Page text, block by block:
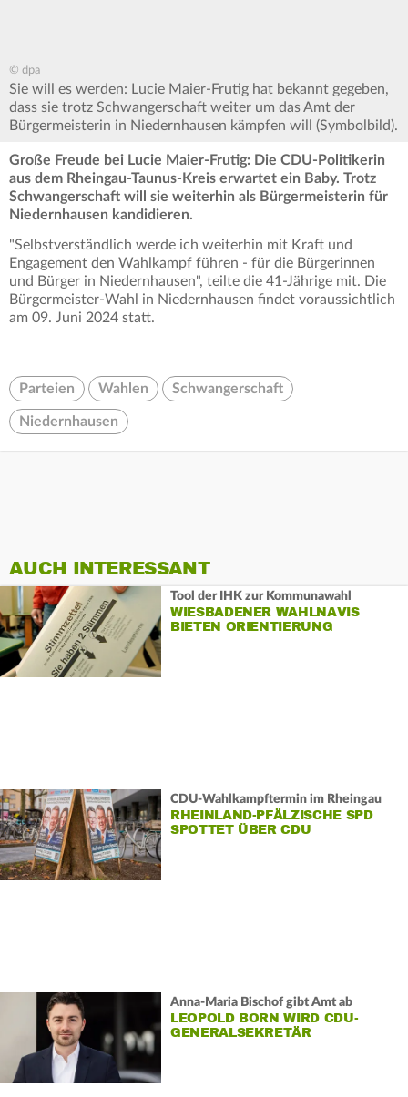
© dpa
Sie will es werden: Lucie Maier-Frutig hat bekannt gegeben,
dass sie trotz Schwangerschaft weiter um das Amt der
Bürgermeisterin in Niedernhausen kämpfen will (Symbolbild).
Große Freude bei Lucie Maier-Frutig: Die CDU-Politikerin
aus dem Rheingau-Taunus-Kreis erwartet ein Baby. Trotz
Schwangerschaft will sie weiterhin als Bürgermeisterin für
Niedernhausen kandidieren.
"Selbstverständlich werde ich weiterhin mit Kraft und
Engagement den Wahlkampf führen - für die Bürgerinnen
und Bürger in Niedernhausen", teilte die 41-Jährige mit. Die
Bürgermeister-Wahl in Niedernhausen findet voraussichtlich
am 09. Juni 2024 statt.
Parteien Wahlen Schwangerschaft
Niedernhausen
AUCH INTERESSANT
Tool der IHK zur Kommunawahl
WIESBADENER WAHLNAVIS
BIETEN ORIENTIERUNG
CDU-Wahlkampftermin im Rheingau
RHEINLAND-PFÄLZISCHE SPD
SPOTTET ÜBER CDU
Anna-Maria Bischof gibt Amt ab
LEOPOLD BORN WIRD CDU-
GENERALSEKRETÄR